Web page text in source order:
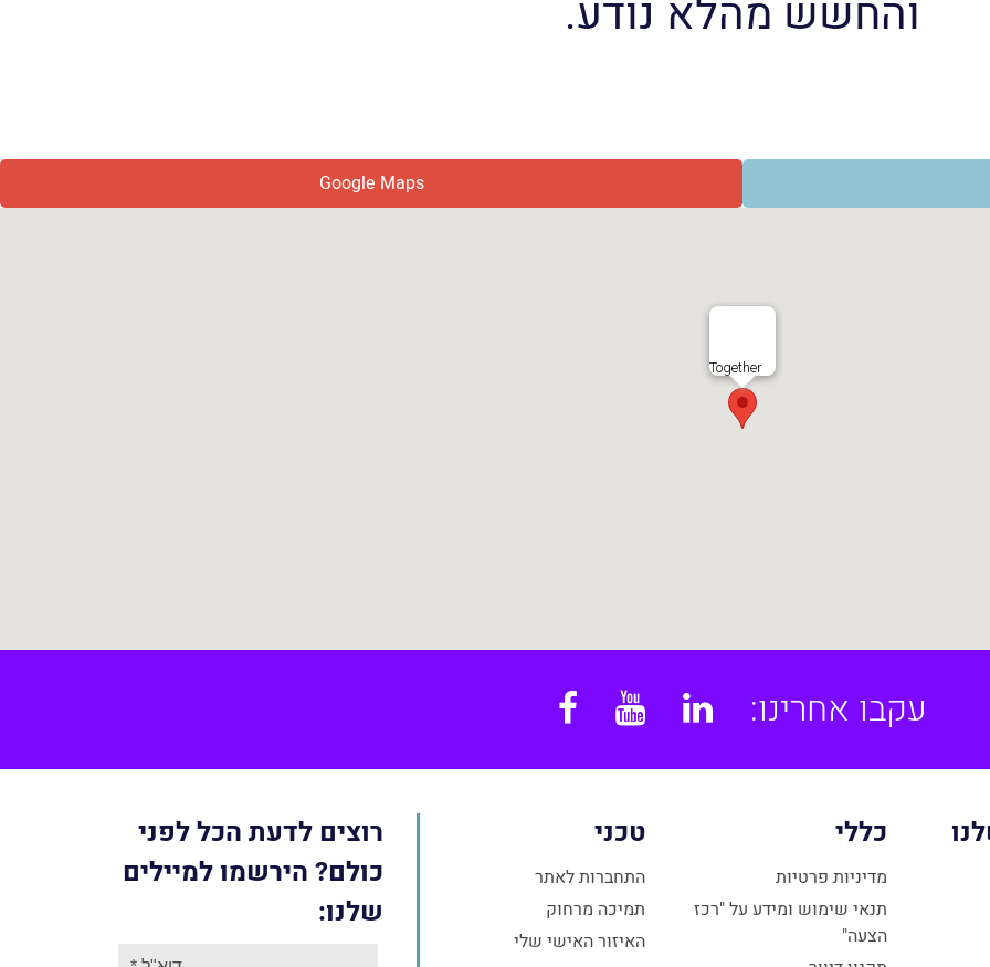
והחשש מהלא נודע.
Google Maps
Together
עקבו אחרינו: Linkedin
YouTube
כללי
מדיניות פרטיות
תנאי שימוש ומידע על "רכז
הצעה"
טכני
התחברות לאתר
תמיכה מרחוק
האיזור האישי שלי
רוצים לדעת הכל לפני
כולם? הירשמו למיילים
שלנו: